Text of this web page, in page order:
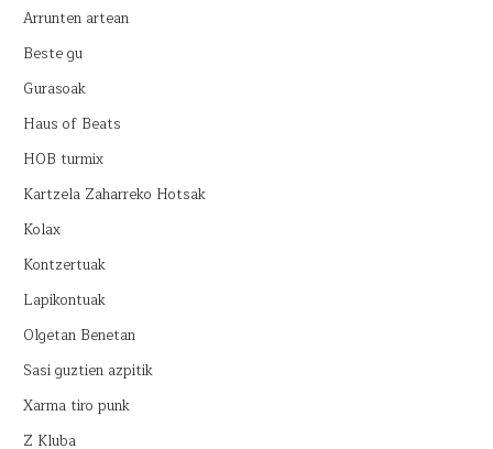
Arrunten artean
Beste gu
Gurasoak
Haus of Beats
HOB turmix
Kartzela Zaharreko Hotsak
Kolax
Kontzertuak
Lapikontuak
Olgetan Benetan
Sasi guztien azpitik
Xarma tiro punk
Z Kluba